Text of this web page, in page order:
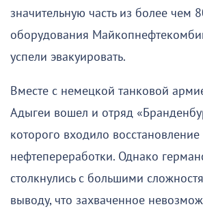
значительную часть из более чем
оборудования
успели эвакуировать.
Вместе с немецкой танковой
Адыгеи вошел и отряд
которого входило
нефтепереработки. Однако
столкнулись с большими
выводу, что захваченное